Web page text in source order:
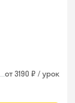
от 3190 ₽ / урок